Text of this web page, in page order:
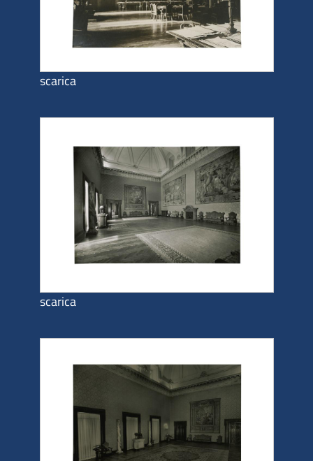
scarica
scarica